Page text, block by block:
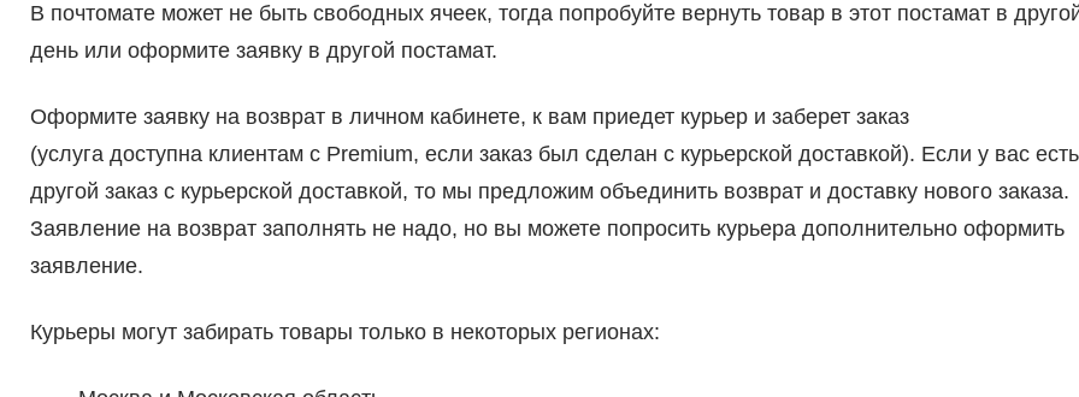
В почтомате может не быть свободных ячеек, тогда попробуйте вернуть товар в этот постамат в
день или оформите заявку в другой постамат.
Оформите заявку на возврат в личном кабинете, к вам приедет курьер и заберет заказ
(услуга доступна клиентам с Premium, если заказ был сделан с курьерской доставкой). Если у вас есть
другой заказ с курьерской доставкой, то мы предложим объединить возврат и доставку нового заказа.
Заявление на возврат заполнять не надо, но вы можете попросить курьера дополнительно оформить
заявление.
Курьеры могут забирать товары только в некоторых регионах: